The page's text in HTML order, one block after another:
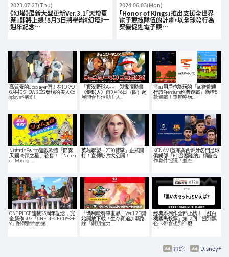
2023.07.27(Thu)
《幻塔》最新大型更新Ver.3.1「天燈夏
祭」即將上線！8月3日將舉辦《幻塔》一
週年紀念…
2024.06.03(Mon)
「Honor of Kings」推出支援全世界
電子競技隊伍的計畫，以全球發行為
契機促進電子競…
高質素的Cosplayer們！在TOKYO
GAME SHOW 2022發現的美人Co
splayer特輯！
「實況野球APP」與電視動畫
《鏈鋸人》自3月16日（四）起
展開合作活動！人…
非au用戶也能玩的「au智能通
行證Premium 經典遊戲」新增5
款遊戲！還能暢玩…
Nintendo Switch遊戲軟體「節奏
天國 奇蹟之星」發售！「Ninten
do Music」…
英雄聯盟「2020賽季」正式開
打！宣傳影片大公開！
KONAMI宣布與西班牙名門足球
俱樂部「FC巴塞隆納」續簽合
作夥伴協議！並在…
ONE PIECE連載25周年記念，完
全新作RPG「ONE PIECE ODYSSE
Y」附帶對白的第…
「瑪利歐賽車世界」Ver. 1.7.0開
始開放下載！生存賽追加新路
線「鑽頭拉力…
經典系列作全部上榜！「紅白
機國民投票」第12回「提到黑
色卡帶會想到什麼…
Disney+
雷蛇